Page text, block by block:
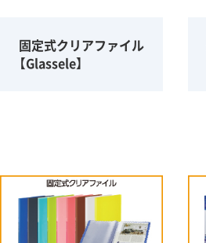
固定式クリアファイル
【Glassele】